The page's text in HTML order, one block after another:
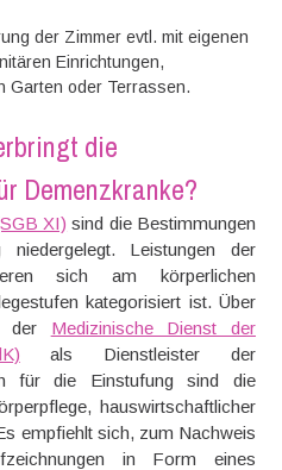
der Zimmer evtl. mit eigenen
Einrichtungen,
Garten oder Terrassen.
die
Demenzkranke?
XI) sind die Bestimmungen
Leistungen der
sich am körperlichen
kategorisiert ist. Über
der Medizinische Dienst der
als Dienstleister der
für die Einstufung sind die
hauswirtschaftlicher
empfiehlt sich, zum Nachweis
in Form eines